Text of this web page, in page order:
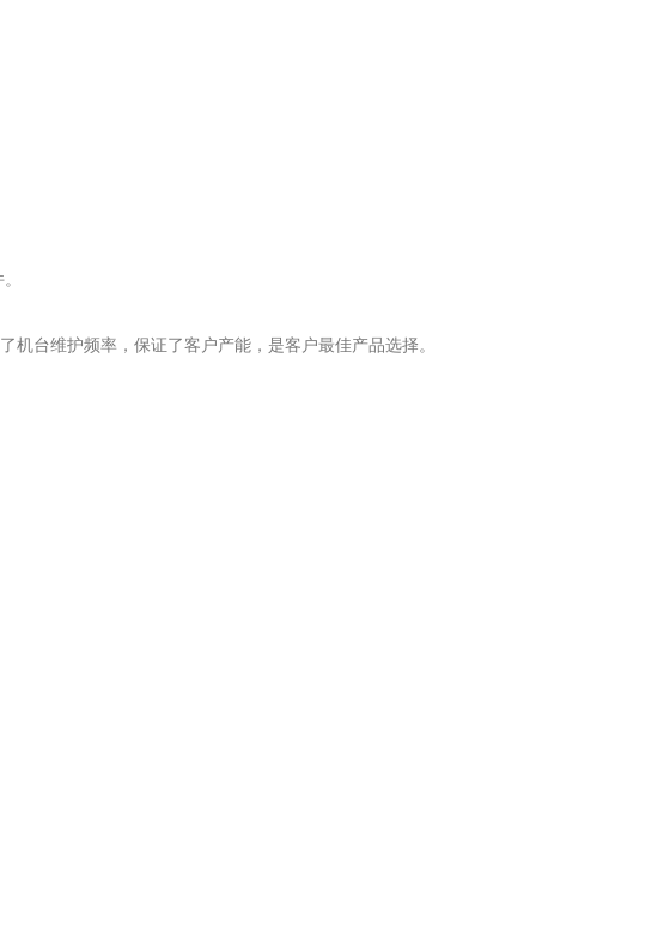
台维护频率，保证了客户产能，是客户最佳产品选择。